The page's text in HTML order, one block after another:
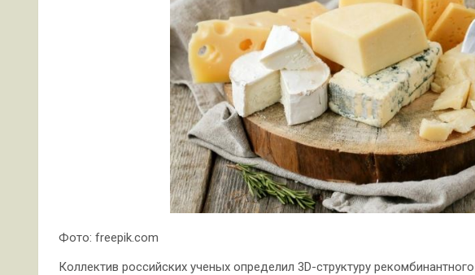
Фото: freepik.com
Коллектив российских ученых определил 3D-структуру